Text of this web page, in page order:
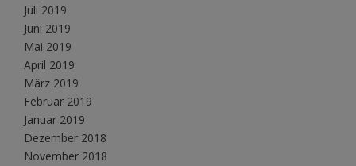
Juli 2019
Juni 2019
Mai 2019
April 2019
März 2019
Februar 2019
Januar 2019
Dezember 2018
November 2018